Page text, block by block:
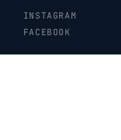
INSTAGRAM
FACEBOOK